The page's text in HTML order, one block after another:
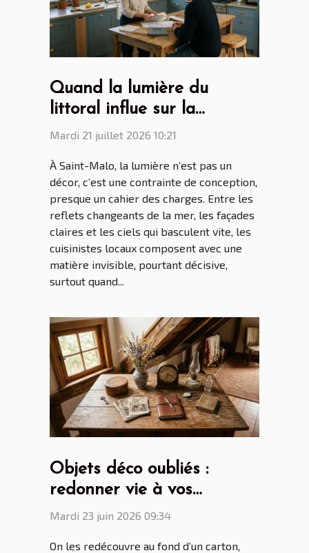
Quand la lumière du
littoral influe sur la
création des cuisines par
Mardi 21 juillet 2026 10:21
À Saint-Malo, la lumière n’est pas un
décor, c’est une contrainte de conception,
presque un cahier des charges. Entre les
reflets changeants de la mer, les façades
claires et les ciels qui basculent vite, les
cuisinistes locaux composent avec une
matière invisible, pourtant décisive,
surtout quand...
Objets déco oubliés :
redonner vie à vos
trouvailles du grenier
Mardi 23 juin 2026 09:34
On les redécouvre au fond d’un carton,